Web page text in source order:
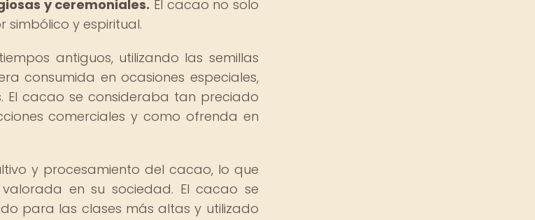
y ceremoniales. El cacao no solo
y espiritual.
antiguos, utilizando las semillas
consumida en ocasiones especiales,
El cacao se consideraba tan preciado
comerciales y como ofrenda en
y procesamiento del cacao, lo que
en su sociedad. El cacao se
para las clases más altas y utilizado